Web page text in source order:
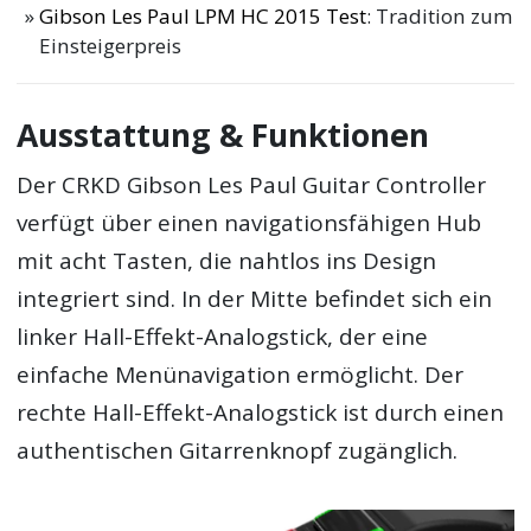
Gibson Les Paul LPM HC 2015 Test: Tradition zum
Einsteigerpreis
Ausstattung & Funktionen
Der CRKD Gibson Les Paul Guitar Controller
verfügt über einen navigationsfähigen Hub
mit acht Tasten, die nahtlos ins Design
integriert sind. In der Mitte befindet sich ein
linker Hall-Effekt-Analogstick, der eine
einfache Menünavigation ermöglicht. Der
rechte Hall-Effekt-Analogstick ist durch einen
authentischen Gitarrenknopf zugänglich.